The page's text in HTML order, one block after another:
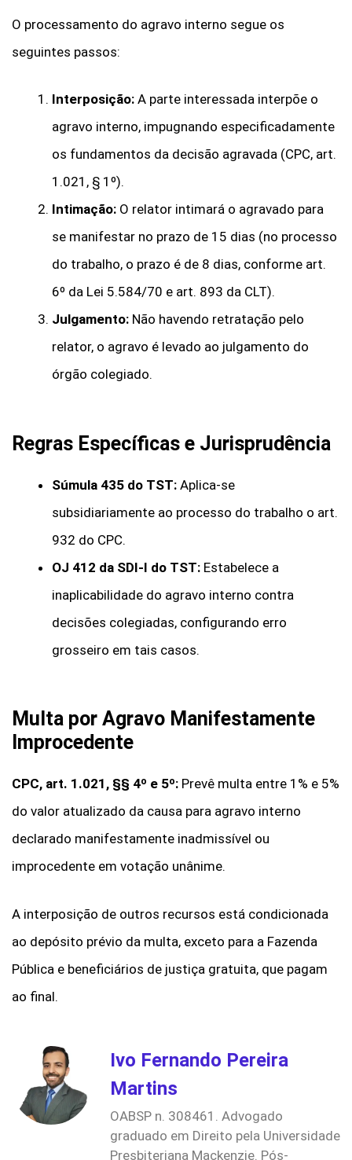
O processamento do agravo interno segue os
seguintes passos:
Interposição: A parte interessada interpõe o
agravo interno, impugnando especificadamente
os fundamentos da decisão agravada (CPC, art.
1.021, § 1º).
Intimação: O relator intimará o agravado para
se manifestar no prazo de 15 dias (no processo
do trabalho, o prazo é de 8 dias, conforme art.
6º da Lei 5.584/70 e art. 893 da CLT).
Julgamento: Não havendo retratação pelo
relator, o agravo é levado ao julgamento do
órgão colegiado.
Regras Específicas e Jurisprudência
Súmula 435 do TST: Aplica-se
subsidiariamente ao processo do trabalho o art.
932 do CPC.
OJ 412 da SDI-I do TST: Estabelece a
inaplicabilidade do agravo interno contra
decisões colegiadas, configurando erro
grosseiro em tais casos.
Multa por Agravo Manifestamente
Improcedente
CPC, art. 1.021, §§ 4º e 5º: Prevê multa entre 1% e 5%
do valor atualizado da causa para agravo interno
declarado manifestamente inadmissível ou
improcedente em votação unânime.
A interposição de outros recursos está condicionada
ao depósito prévio da multa, exceto para a Fazenda
Pública e beneficiários de justiça gratuita, que pagam
ao final.
Ivo Fernando Pereira
Martins
OABSP n. 308461. Advogado
graduado em Direito pela Universidade
Presbiteriana Mackenzie. Pós-